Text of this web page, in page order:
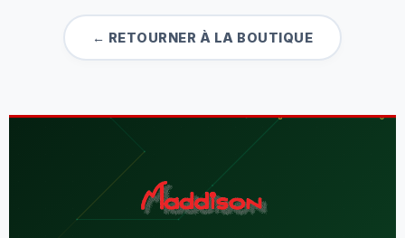
← RETOURNER À LA BOUTIQUE